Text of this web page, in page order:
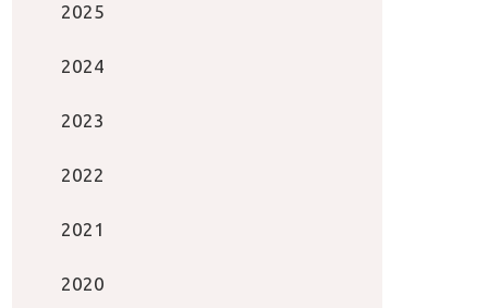
2025
2024
2023
2022
2021
2020